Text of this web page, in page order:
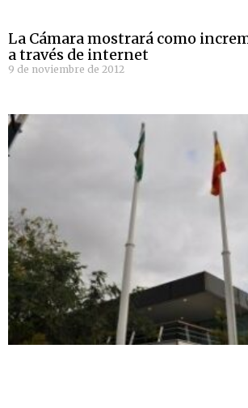
La Cámara mostrará como
a través de internet
9 de noviembre de 2012